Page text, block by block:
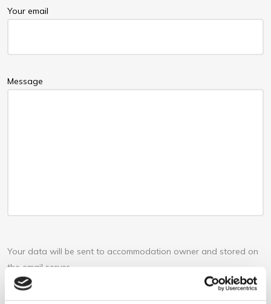
Your email
Message
Your data will be sent to accommodation owner and stored on
the email server.